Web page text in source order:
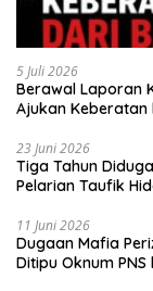
5 Juli 2026
Berawal Laporan
Ajukan Keberatan
23 Juni 2026
Tiga Tahun
Pelarian Taufik
11 Juni 2026
Dugaan Mafia
Ditipu Oknum